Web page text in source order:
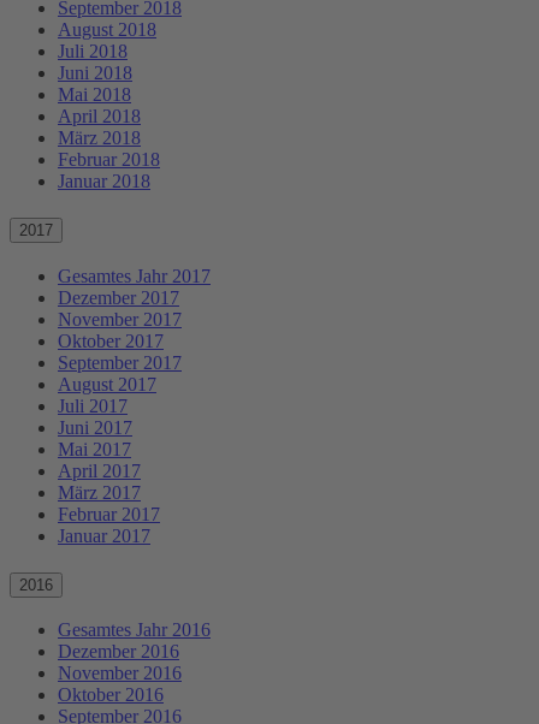
September 2018
August 2018
Juli 2018
Juni 2018
Mai 2018
April 2018
März 2018
Februar 2018
Januar 2018
2017
Gesamtes Jahr 2017
Dezember 2017
November 2017
Oktober 2017
September 2017
August 2017
Juli 2017
Juni 2017
Mai 2017
April 2017
März 2017
Februar 2017
Januar 2017
2016
Gesamtes Jahr 2016
Dezember 2016
November 2016
Oktober 2016
September 2016